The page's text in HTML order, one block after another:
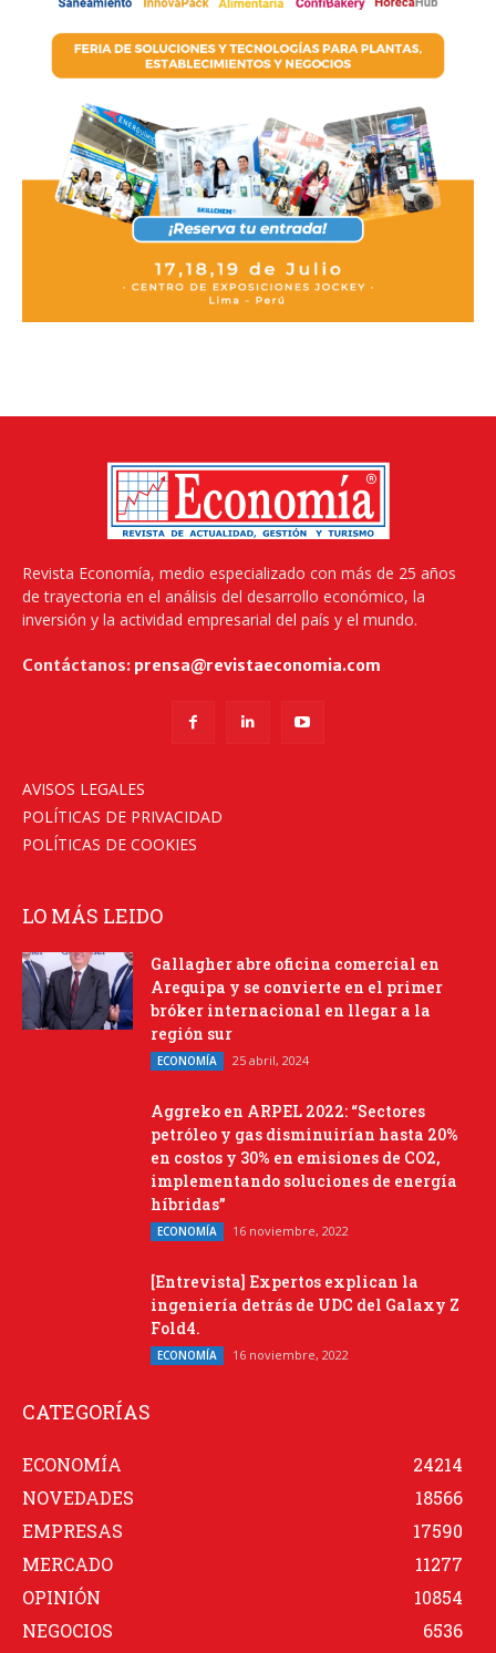
Revista Economía, medio especializado con más de 25 años
de trayectoria en el análisis del desarrollo económico, la
inversión y la actividad empresarial del país y el mundo.
Contáctanos: prensa@revistaeconomia.com
AVISOS LEGALES
POLÍTICAS DE PRIVACIDAD
POLÍTICAS DE COOKIES
LO MÁS LEIDO
Gallagher abre oficina comercial en
Arequipa y se convierte en el primer
bróker internacional en llegar a la
región sur
ECONOMÍA 25 abril, 2024
Aggreko en ARPEL 2022: “Sectores
petróleo y gas disminuirían hasta 20%
en costos y 30% en emisiones de CO2,
implementando soluciones de energía
híbridas”
ECONOMÍA 16 noviembre, 2022
[Entrevista] Expertos explican la
ingeniería detrás de UDC del Galaxy Z
Fold4.
ECONOMÍA 16 noviembre, 2022
CATEGORÍAS
ECONOMÍA
24214
NOVEDADES
18566
EMPRESAS
17590
MERCADO
11277
OPINIÓN
10854
NEGOCIOS
6536